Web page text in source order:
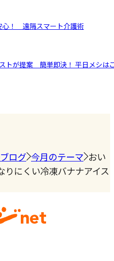
心！ 遠隔スマート介護術
トが提案 簡単即決！ 平日メシは
ログ 今月のテーマ おい
りにくい冷凍バナナアイス